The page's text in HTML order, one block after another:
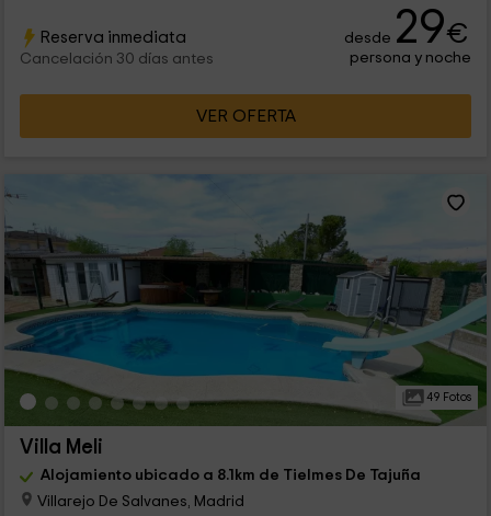
Reserva inmediata
Cancelación 30 días antes
desde 29€
persona y noche
VER OFERTA
49 Fotos
Villa Meli
Alojamiento ubicado a 8.1km de Tielmes De Tajuña
Villarejo De Salvanes, Madrid